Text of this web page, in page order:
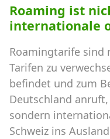
Roaming ist
internationale
Roamingtarife
Tarifen zu
befindet und zum
Deutschland
sondern
Schweiz ins